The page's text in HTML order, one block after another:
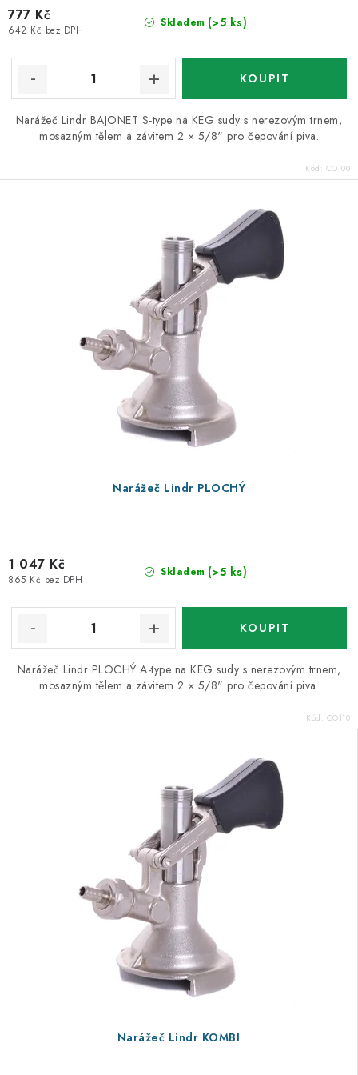
Skladem (>5 ks)
642 Kč bez DPH
777 Kč
Narážeč Lindr BAJONET S-type na KEG sudy s nerezovým trnem,
mosazným tělem a závitem 2 × 5/8" pro čepování piva.
Kód: CO100
Narážeč Lindr PLOCHÝ
Skladem (>5 ks)
865 Kč bez DPH
1 047 Kč
Narážeč Lindr PLOCHÝ A-type na KEG sudy s nerezovým trnem,
mosazným tělem a závitem 2 × 5/8" pro čepování piva.
Kód: CO110
Narážeč Lindr KOMBI